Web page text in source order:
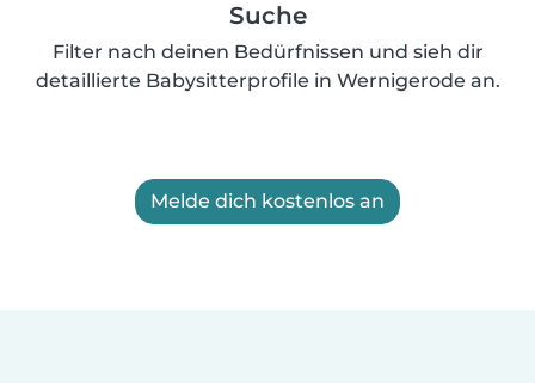
Suche
Filter nach deinen Bedürfnissen und sieh dir
detaillierte Babysitterprofile in Wernigerode an.
Melde dich kostenlos an